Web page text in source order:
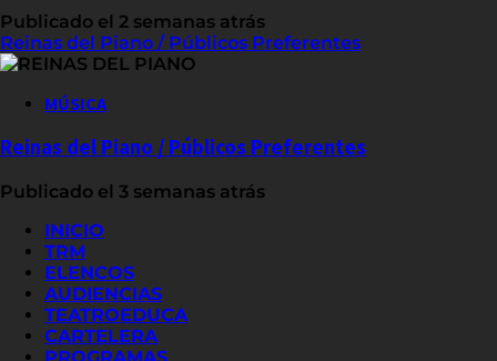
Publicado el 2 semanas atrás
Reinas del Piano / Públicos Preferentes
MÚSICA
Reinas del Piano / Públicos Preferentes
Publicado el 3 semanas atrás
INICIO
TRM
ELENCOS
AUDIENCIAS
TEATROEDUCA
CARTELERA